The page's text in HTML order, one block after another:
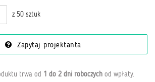
z 50 sztuk
Zapytaj projektanta
trwa od 1 do 2 dni roboczych od wpłaty.